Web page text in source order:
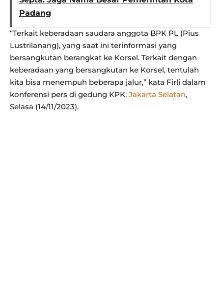
Padang
“Terkait keberadaan saudara anggota BPK PL (Pius
Lustrilanang), yang saat ini terinformasi yang
bersangkutan berangkat ke Korsel. Terkait dengan
keberadaan yang bersangkutan ke Korsel, tentulah
kita bisa menempuh beberapa jalur,” kata Firli dalam
konferensi pers di gedung KPK, Jakarta Selatan,
Selasa (14/11/2023).